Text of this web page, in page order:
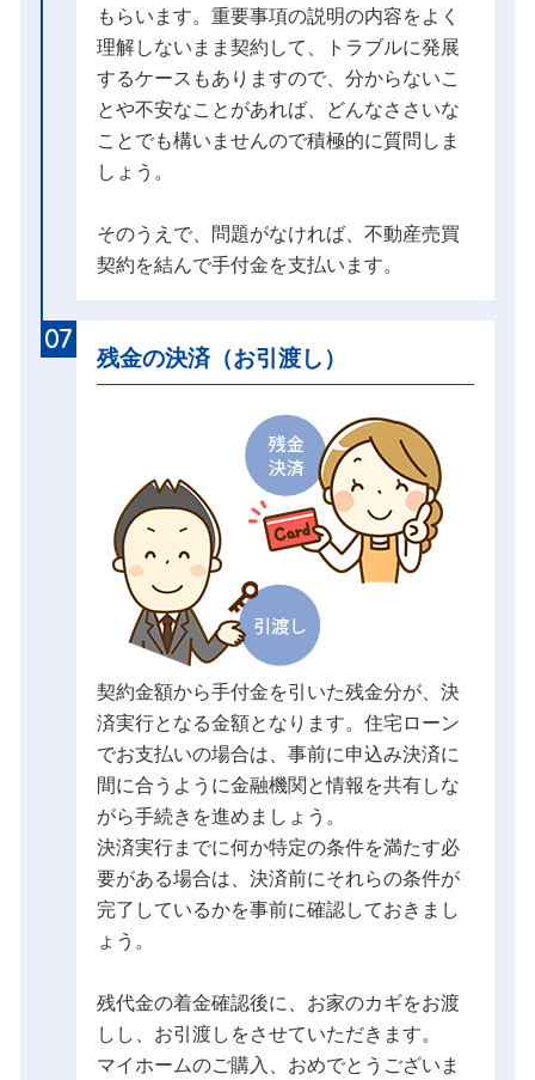
もらいます。重要事項の説明の内容をよく
理解しないまま契約して、トラブルに発展
するケースもありますので、分からないこ
とや不安なことがあれば、どんなささいな
ことでも構いませんので積極的に質問しま
しょう。
そのうえで、問題がなければ、不動産売買
契約を結んで手付金を支払います。
07
残金の決済（お引渡し）
契約金額から手付金を引いた残金分が、決
済実行となる金額となります。住宅ローン
でお支払いの場合は、事前に申込み決済に
間に合うように金融機関と情報を共有しな
がら手続きを進めましょう。
決済実行までに何か特定の条件を満たす必
要がある場合は、決済前にそれらの条件が
完了しているかを事前に確認しておきまし
ょう。
残代金の着金確認後に、お家のカギをお渡
しし、お引渡しをさせていただきます。
マイホームのご購入、おめでとうございま